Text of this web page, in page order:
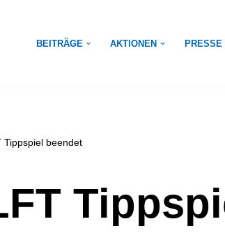
BEITRÄGE AKTIONEN PRESSE
Tippspiel beendet